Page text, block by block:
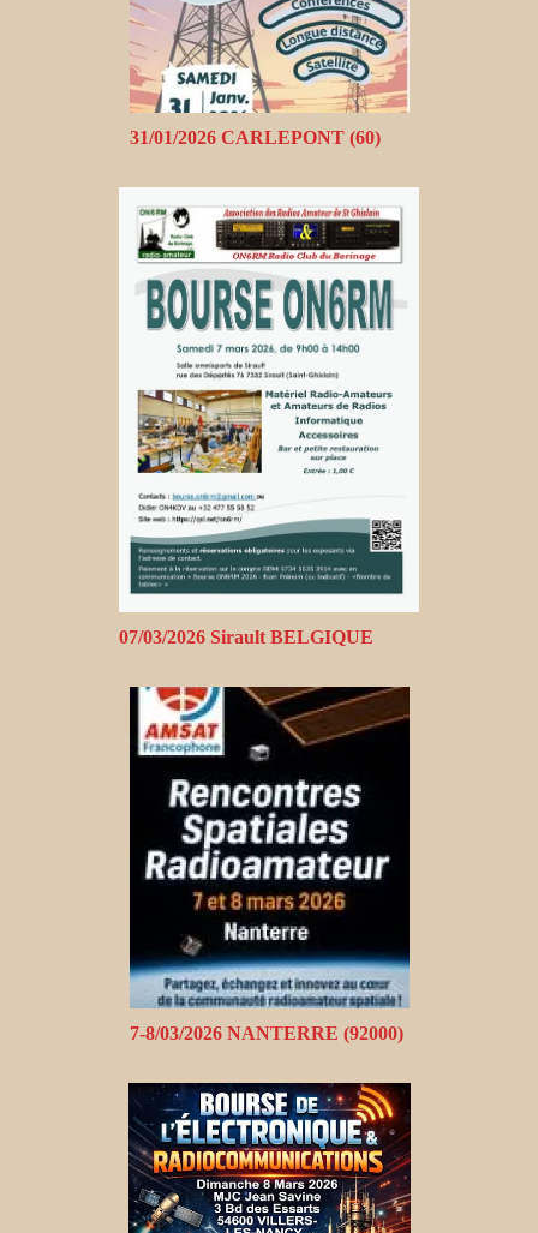
31/01/2026 CARLEPONT (60)
07/03/2026 Sirault BELGIQUE
7-8/03/2026 NANTERRE (92000)